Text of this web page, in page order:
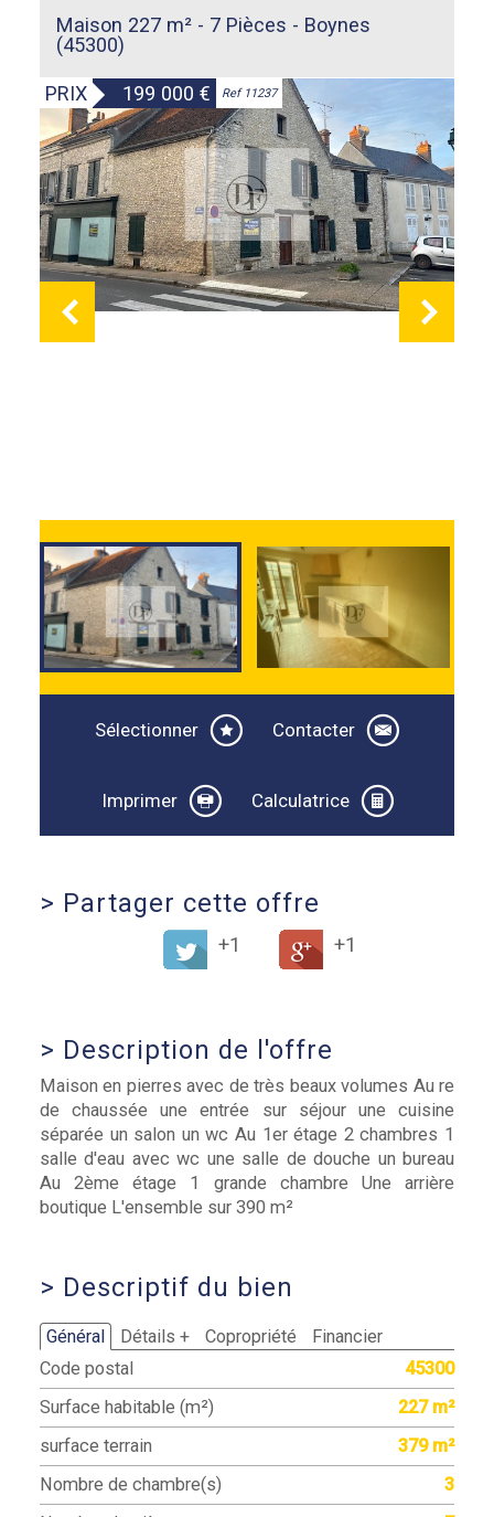
Maison 227 m² - 7 Pièces - Boynes
(45300)
PRIX 199 000 € Ref 11237
Sélectionner Contacter
Imprimer Calculatrice
> Partager cette offre
+1 +1
> Description de l'offre
Maison en pierres avec de très beaux volumes Au re
de chaussée une entrée sur séjour une cuisine
séparée un salon un wc Au 1er étage 2 chambres 1
salle d'eau avec wc une salle de douche un bureau
Au 2ème étage 1 grande chambre Une arrière
boutique L'ensemble sur 390 m²
> Descriptif du bien
Général Détails + Copropriété
Financier
Code postal
45300
Surface habitable (m²)
227 m²
surface terrain
379 m²
Nombre de chambre(s)
3